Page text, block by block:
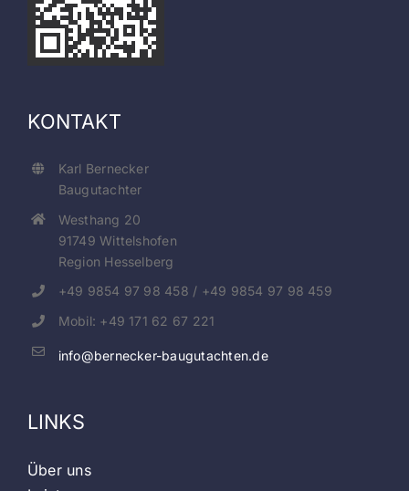
KONTAKT
Karl Bernecker
Baugutachter
Westhang 20
91749 Wittelshofen
Region Hesselberg
+49 9854 97 98 458 / +49 9854 97 98 459
Mobil: +49 171 62 67 221
info@bernecker-baugutachten.de
LINKS
Über uns